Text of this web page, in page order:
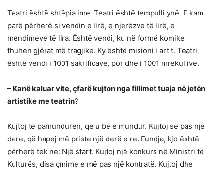
Teatri është shtëpia ime. Teatri është tempulli ynë. E kam
parë përherë si vendin e lirë, e njerëzve të lirë, e
mendimeve të lira. Është vendi, ku në formë komike
thuhen gjërat më tragjike. Ky është misioni i artit. Teatri
është vendi i 1001 sakrificave, por dhe i 1001 mrekullive.
– Kanë kaluar vite, çfarë kujton nga fillimet tuaja në jetën
artistike me teatrin?
Kujtoj të pamundurën, që u bë e mundur. Kujtoj se pas një
dere, që hapej më priste një derë e re. Fundja, kjo është
përherë tek ne: Një start. Kujtoj një konkurs në Ministri të
Kulturës, disa çmime e më pas një kontratë. Kujtoj dhe